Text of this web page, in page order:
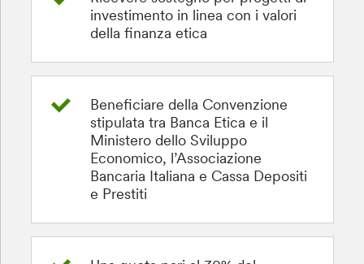
investimento in linea con i valori
della finanza etica
Beneficiare della Convenzione
stipulata tra Banca Etica e il
Ministero dello Sviluppo
Economico, l’Associazione
Bancaria Italiana e Cassa Depositi
e Prestiti